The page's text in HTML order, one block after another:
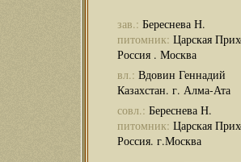
зав.: Береснева Н.
питомник: Царская
Россия . Москва
вл.: Вдовин Геннадий
Казахстан. г. Алма-Ата
совл.: Береснева Н.
питомник: Царская
Россия. г.Москва